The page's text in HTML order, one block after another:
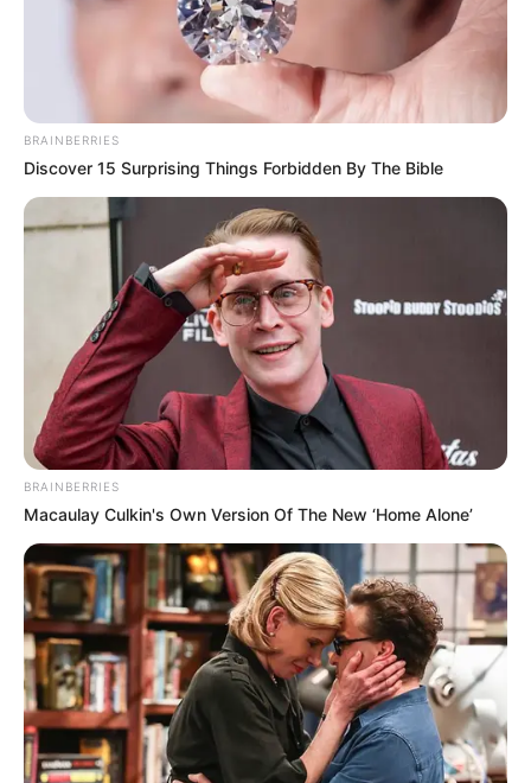
BRAINBERRIES
Discover 15 Surprising Things Forbidden By The Bible
BRAINBERRIES
Macaulay Culkin's Own Version Of The New ‘Home Alone’